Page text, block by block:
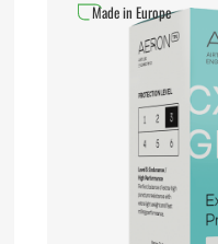
Made in Europe